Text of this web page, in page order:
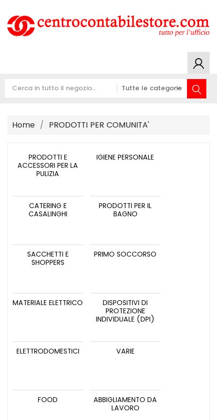
Home PRODOTTI PER COMUNITA'
PRODOTTI E
ACCESSORI PER LA
PULIZIA
IGIENE PERSONALE
CATERING E
CASALINGHI
PRODOTTI PER IL
BAGNO
SACCHETTI E
SHOPPERS
PRIMO SOCCORSO
MATERIALE ELETTRICO
DISPOSITIVI DI
PROTEZIONE
INDIVIDUALE (DPI)
ELETTRODOMESTICI VARIE
FOOD
ABBIGLIAMENTO DA
LAVORO